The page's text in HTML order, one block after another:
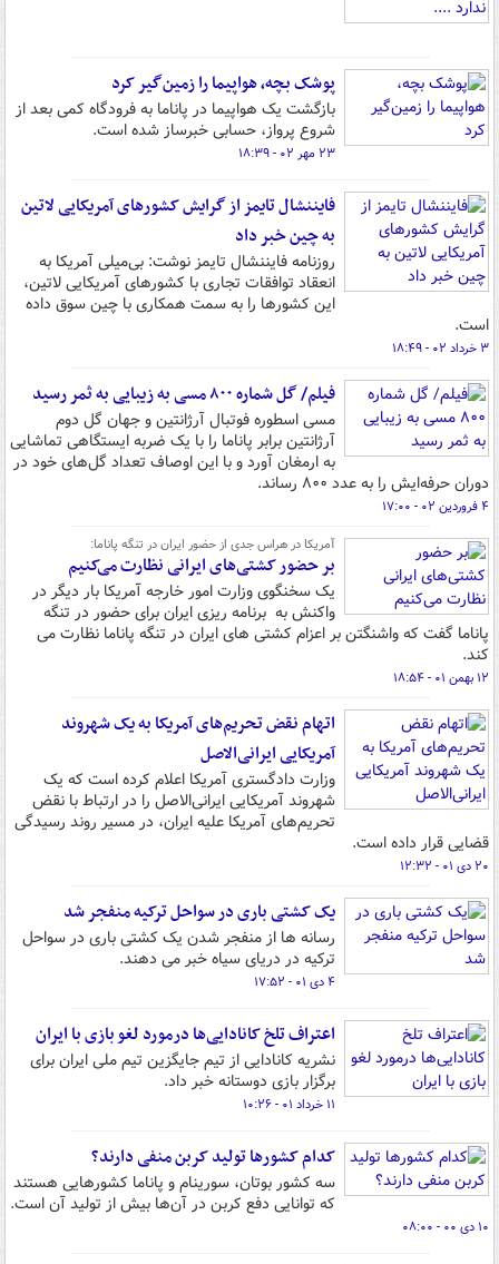
پوشک بچه، هواپیما را زمین‌گیر کرد
بازگشت یک هواپیما در پاناما به فرودگاه کمی بعد از
شروع پرواز، حسابی خبرساز شده است.
۲۳ مهر ۰۲ - ۱۸:۳۹
فایننشال تایمز از گرایش کشورهای آمریکایی لاتین
به چین خبر داد
روزنامه فایننشال تایمز نوشت: بی‌میلی آمریکا به
انعقاد توافقات تجاری با کشورهای آمریکایی لاتین،
این کشورها را به سمت همکاری با چین سوق داده
است.
۳ خرداد ۰۲ - ۱۸:۴۹
فیلم/ گل شماره ۸۰۰ مسی به زیبایی به ثمر رسید
مسی اسطوره فوتبال آرژانتین و جهان گل دوم
آرژانتین برابر پاناما را با یک ضربه ایستگاهی تماشایی
به ارمغان آورد و با این اوصاف تعداد گل‌های خود در
دوران حرفه‌ایش را به عدد ۸۰۰ رساند.
۴ فروردین ۰۲ - ۱۷:۰۰
آمریکا در هراس جدی از حضور ایران در تنگه پاناما:
بر حضور کشتی‌های ایرانی نظارت می‌کنیم
یک سخنگوی وزارت امور خارجه آمریکا بار دیگر در
واکنش به برنامه ریزی ایران برای حضور در تنگه
پاناما گفت که واشنگتن بر اعزام کشتی های ایران در تنگه پاناما نظارت می
کند.
۱۲ بهمن ۰۱ - ۱۸:۵۴
اتهام‌ نقض تحریم‌های آمریکا ‌به یک شهروند
آمریکایی ایرانی‌الاصل‌
وزارت دادگستری آمریکا اعلام کرده است که یک
شهروند آمریکایی ایرانی‌الاصل را در ارتباط با نقض
تحریم‌های آمریکا علیه ایران، در مسیر روند رسیدگی
قضایی قرار داده است.
۲۰ دی ۰۱ - ۱۲:۳۲
یک کشتی باری در سواحل ترکیه منفجر شد
رسانه ها از منفجر شدن یک کشتی باری در سواحل
ترکیه در دریای سیاه خبر می دهند.
۴ دی ۰۱ - ۱۷:۵۲
اعتراف تلخ کانادایی‌ها درمورد لغو بازی با ایران
نشریه کانادایی از تیم جایگزین تیم ملی ایران برای
برگزار بازی دوستانه خبر داد.
۱۱ خرداد ۰۱ - ۱۰:۲۶
کدام کشورها تولید کربن منفی دارند؟
سه کشور بوتان، سورینام و پاناما کشورهایی هستند
که توانایی دفع کربن در آن‌ها بیش از تولید آن است.
۱۰ دی ۰۰ - ۰۸:۰۰